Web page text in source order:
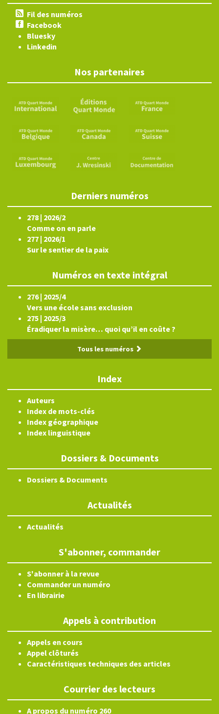
Fil des numéros
Facebook
Bluesky
Linkedin
Nos partenaires
Derniers numéros
278 | 2026/2
Comme on en parle
277 | 2026/1
Sur le sentier de la paix
Numéros en texte intégral
276 | 2025/4
Vers une école sans exclusion
275 | 2025/3
Éradiquer la misère… quoi qu’il en coûte ?
Tous les numéros
Index
Auteurs
Index de mots-clés
Index géographique
Index linguistique
Dossiers & Documents
Dossiers & Documents
Actualités
Actualités
S'abonner, commander
S'abonner à la revue
Commander un numéro
En librairie
Appels à contribution
Appels en cours
Appel clôturés
Caractéristiques techniques des articles
Courrier des lecteurs
A propos du numéro 260